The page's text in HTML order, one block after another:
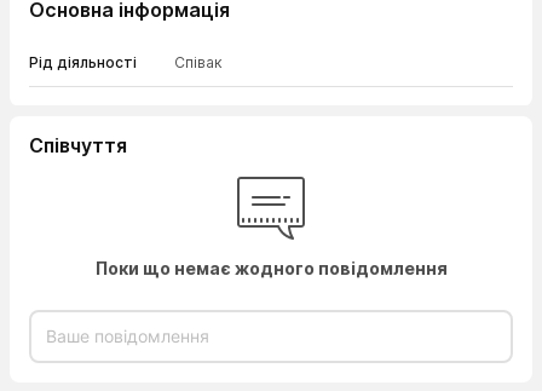
Основна інформація
Рід діяльності Співак
Співчуття
Поки що немає жодного повідомлення